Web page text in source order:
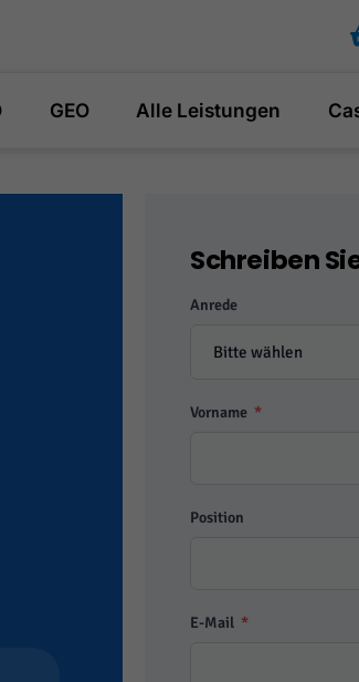
GEO Alle Leistungen
Schreiben
Anrede
Vorname *
Position
E-Mail *